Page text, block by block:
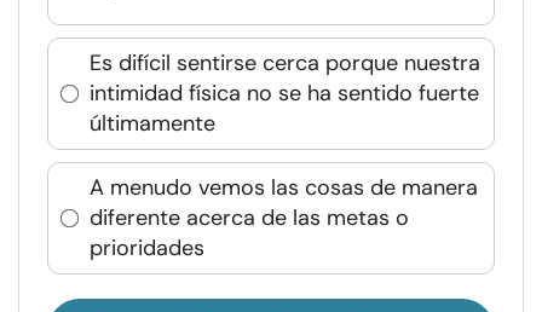
Es difícil sentirse cerca porque nuestra
intimidad física no se ha sentido fuerte
últimamente
A menudo vemos las cosas de manera
diferente acerca de las metas o
prioridades